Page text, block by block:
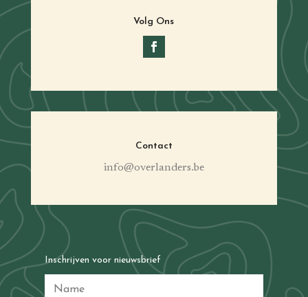
Volg Ons
Contact
info@overlanders.be
Inschrijven voor nieuwsbrief